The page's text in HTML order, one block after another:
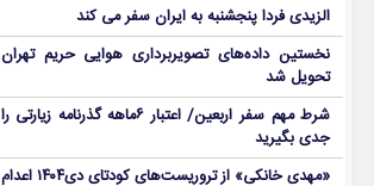
الزیدی فردا پنجشنبه به ایران سفر می کند
نخستین داده‌های تصویربرداری هوایی حریم تهران
تحویل شد
شرط مهم سفر اربعین/ اعتبار ۶ماهه گذرنامه زیارتی را
جدی بگیرید
«مهدی خانکی» از تروریست‌های کودتای دی۱۴۰۴ اعدام